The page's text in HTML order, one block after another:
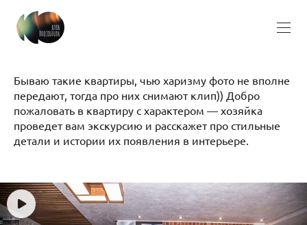
Бываю такие квартиры, чью харизму фото не вполне
передают, тогда про них снимают клип)) Добро
пожаловать в квартиру с характером — хозяйка
проведет вам экскурсию и расскажет про стильные
детали и истории их появления в интерьере.